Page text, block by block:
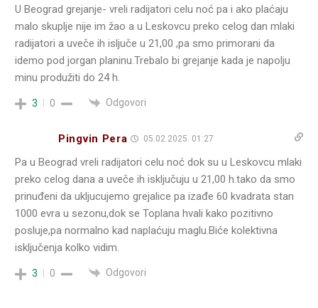
U Beograd grejanje- vreli radijatori celu noć pa i ako plaćaju
malo skuplje nije im žao a u Leskovcu preko celog dan mlaki
radijatori a uveče ih isljuče u 21,00 ,pa smo primorani da
idemo pod jorgan planinu.Trebalo bi grejanje kada je napolju
minu produžiti do 24 h.
3 0 Odgovori
Pingvin Pera 05.02.2025. 01:27
Pa u Beograd vreli radijatori celu noć dok su u Leskovcu mlaki
preko celog dana a uveče ih isključuju u 21,00 h.tako da smo
prinuđeni da ukljucujemo grejalice pa izađe 60 kvadrata stan
1000 evra u sezonu,dok se Toplana hvali kako pozitivno
posluje,pa normalno kad naplaćuju maglu.Biće kolektivna
isključenja kolko vidim.
3 0 Odgovori